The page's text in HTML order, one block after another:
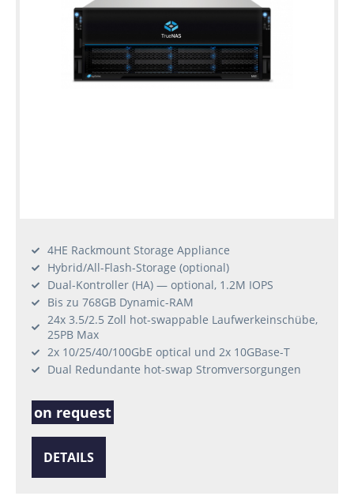
4HE Rackmount Storage Appliance
Hybrid/All-Flash-Storage (optional)
Dual-Kontroller (HA) — optional, 1.2M IOPS
Bis zu 768GB Dynamic-RAM
24x 3.5/2.5 Zoll hot-swappable Laufwerkeinschübe,
25PB Max
2x 10/25/40/100GbE optical und 2x 10GBase-T
Dual Redundante hot-swap Stromversorgungen
on request
DETAILS